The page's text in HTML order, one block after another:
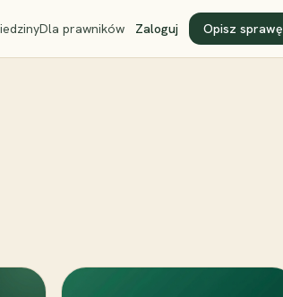
Dla prawników Zaloguj Opisz sprawę